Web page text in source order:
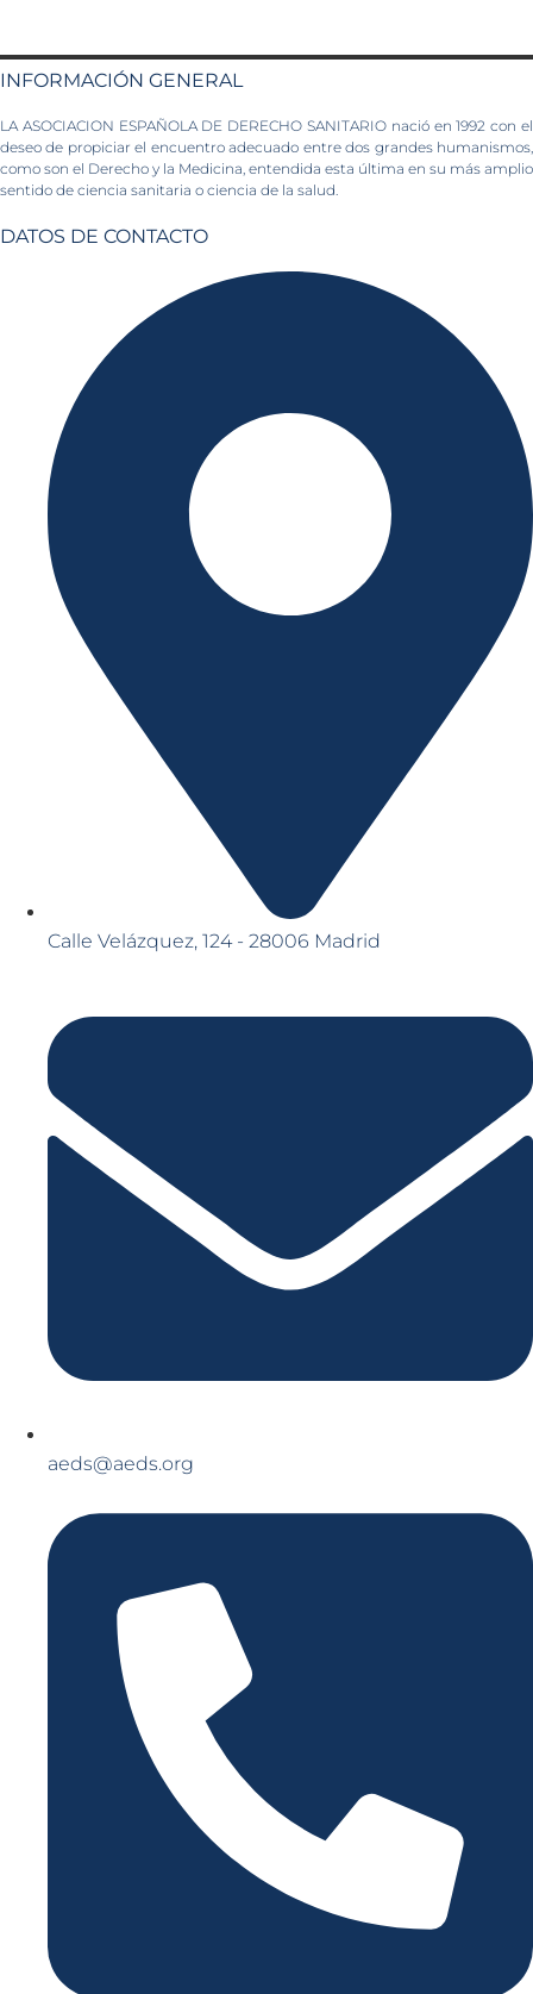
INFORMACIÓN GENERAL
LA ASOCIACION ESPAÑOLA DE DERECHO SANITARIO nació en 1992 con el
deseo de propiciar el encuentro adecuado entre dos grandes humanismos,
como son el Derecho y la Medicina, entendida esta última en su más amplio
sentido de ciencia sanitaria o ciencia de la salud.
DATOS DE CONTACTO
Calle Velázquez, 124 - 28006 Madrid
aeds@aeds.org